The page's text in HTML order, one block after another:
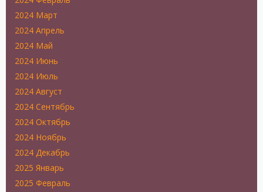
2024 Март
2024 Апрель
2024 Май
2024 Июнь
2024 Июль
2024 Август
2024 Сентябрь
2024 Октябрь
2024 Ноябрь
2024 Декабрь
2025 Январь
2025 Февраль